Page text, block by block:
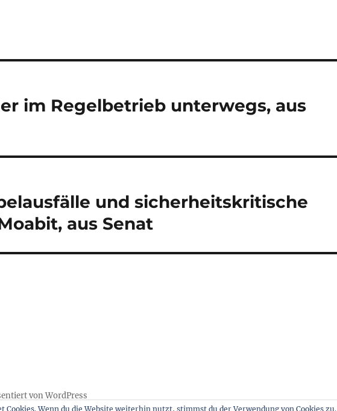
im Regelbetrieb unterwegs, aus
und sicherheitskritische
aus Senat
von WordPress
Cookies. Wenn du die Website weiterhin nutzt, stimmst du der Verwendung von Cookies zu.